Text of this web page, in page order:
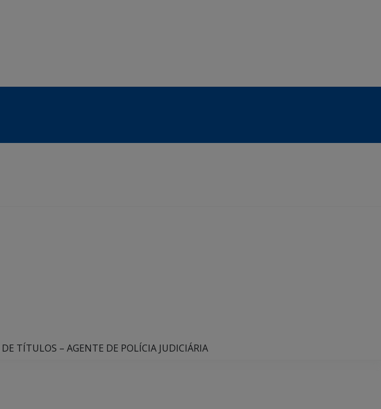
TÍTULOS – AGENTE DE POLÍCIA JUDICIÁRIA